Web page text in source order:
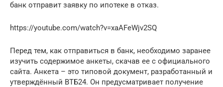
банк отправит заявку по ипотеке в отказ.
https://youtube.com/watch?v=xaAFeWjv2SQ
Перед тем, как отправиться в банк, необходимо заранее
изучить содержимое анкеты, скачав ее с официального
сайта. Анкета – это типовой документ, разработанный и
утверждённый ВТБ24. Он предусматривает получение